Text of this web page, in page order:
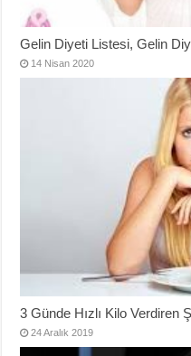
Gelin Diyeti Listesi, Gelin
14 Nisan 2020
3 Günde Hızlı Kilo Verdiren
24 Aralık 2019